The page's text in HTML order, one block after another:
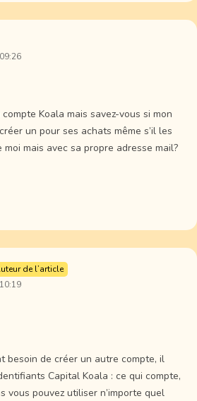
Koala mais savez-vous si mon
un pour ses achats même s’il les
mais avec sa propre adresse mail?
de l’article
besoin de créer un autre compte, il
Capital Koala : ce qui compte,
vous pouvez utiliser n’importe quel